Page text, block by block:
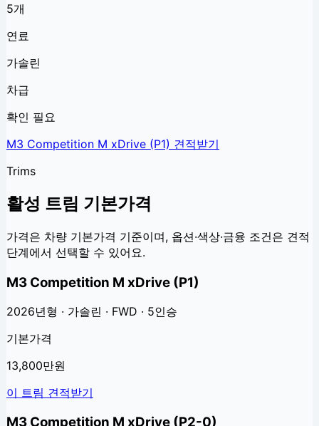
5개
연료
가솔린
차급
확인 필요
M3 Competition M xDrive (P1) 견적받기
Trims
활성 트림 기본가격
가격은 차량 기본가격 기준이며, 옵션·색상·금융 조건은 견적
단계에서 선택할 수 있어요.
M3 Competition M xDrive (P1)
2026년형 · 가솔린 · FWD · 5인승
기본가격
13,800만원
이 트림 견적받기
M3 Competition M xDrive (P2-0)